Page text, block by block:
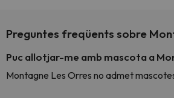
Preguntes freqüents sobre
Puc allotjar-me amb mascota a
Montagne Les Orres no admet